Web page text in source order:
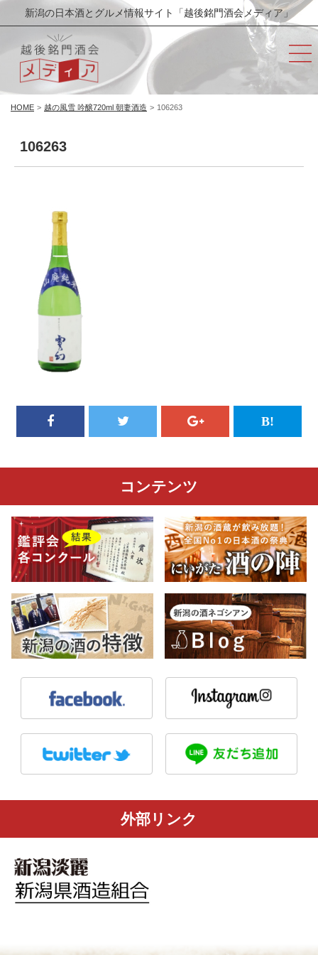
新潟の日本酒とグルメ情報サイト「越後銘門酒会メディア」
HOME > 越の風雪 吟醸720ml 朝妻酒造 > 106263
106263
コンテンツ
外部リンク